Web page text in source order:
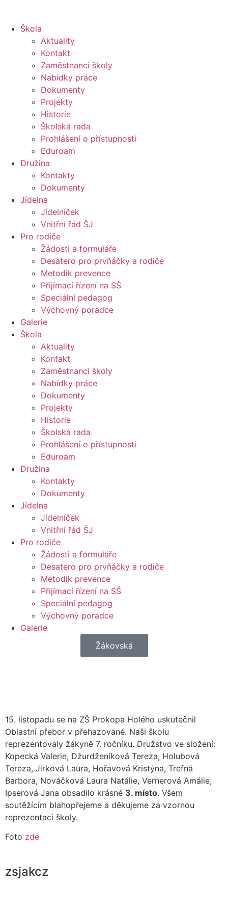
Škola
Aktuality
Kontakt
Zaměstnanci školy
Nabídky práce
Dokumenty
Projekty
Historie
Školská rada
Prohlášení o přístupnosti
Eduroam
Družina
Kontakty
Dokumenty
Jídelna
Jídelníček
Vnitřní řád ŠJ
Pro rodiče
Žádosti a formuláře
Desatero pro prvňáčky a rodiče
Metodik prevence
Přijímací řízení na SŠ
Speciální pedagog
Výchovný poradce
Galerie
Škola
Aktuality
Kontakt
Zaměstnanci školy
Nabídky práce
Dokumenty
Projekty
Historie
Školská rada
Prohlášení o přístupnosti
Eduroam
Družina
Kontakty
Dokumenty
Jídelna
Jídelníček
Vnitřní řád ŠJ
Pro rodiče
Žádosti a formuláře
Desatero pro prvňáčky a rodiče
Metodik prevence
Přijímací řízení na SŠ
Speciální pedagog
Výchovný poradce
Galerie
Žákovská
15. listopadu se na ZŠ Prokopa Holého uskutečnil
Oblastní přebor v přehazované. Naši školu
reprezentovaly žákyně 7. ročníku. Družstvo ve složení:
Kopecká Valerie, Džurdženíková Tereza, Holubová
Tereza, Jirková Laura, Hořavová Kristýna, Trefná
Barbora, Nováčková Laura Natálie, Vernerová Amálie,
Ipserová Jana obsadilo krásné 3. místo. Všem
soutěžícím blahopřejeme a děkujeme za vzornou
reprezentaci školy.
Foto zde
zsjakcz